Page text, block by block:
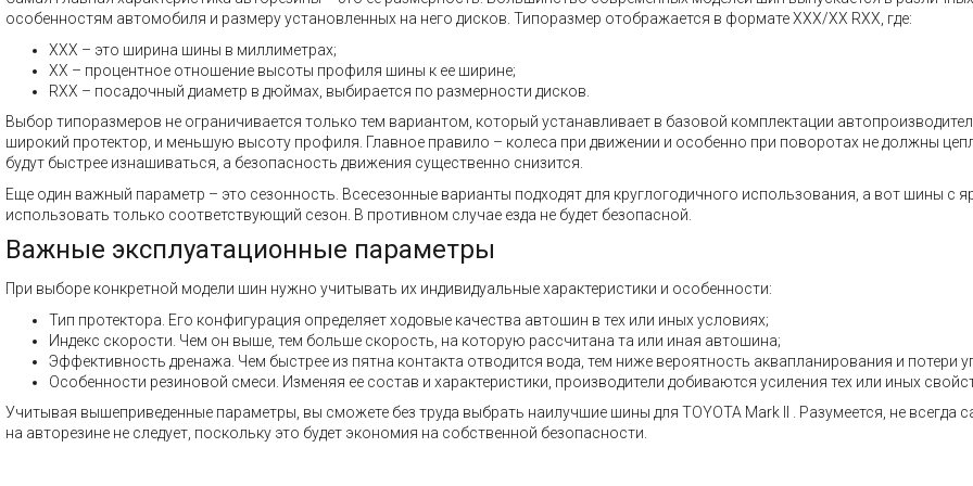
особенностям автомобиля и размеру установленных на него дисков. Типоразмер отображается в формате XXX/XX RXX, где:
XXX – это ширина шины в миллиметрах;
XX – процентное отношение высоты профиля шины к ее ширине;
RXX – посадочный диаметр в дюймах, выбирается по размерности дисков.
Выбор типоразмеров не ограничивается только тем вариантом, который устанавливает в базовой комплектации
широкий протектор, и меньшую высоту профиля. Главное правило – колеса при движении и особенно при поворотах не должны
будут быстрее изнашиваться, а безопасность движения существенно снизится.
Еще один важный параметр – это сезонность. Всесезонные варианты подходят для круглогодичного использования, а вот шины
использовать только соответствующий сезон. В противном случае езда не будет безопасной.
Важные эксплуатационные параметры
При выборе конкретной модели шин нужно учитывать их индивидуальные характеристики и особенности:
Тип протектора. Его конфигурация определяет ходовые качества автошин в тех или иных условиях;
Индекс скорости. Чем он выше, тем больше скорость, на которую рассчитана та или иная автошина;
Эффективность дренажа. Чем быстрее из пятна контакта отводится вода, тем ниже вероятность аквапланирования и потери
Особенности резиновой смеси. Изменяя ее состав и характеристики, производители добиваются усиления тех или иных
Учитывая вышеприведенные параметры, вы сможете без труда выбрать наилучшие шины для TOYOTA Mark II . Разумеется, не
на авторезине не следует, поскольку это будет экономия на собственной безопасности.